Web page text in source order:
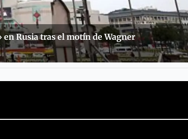
Rusia tras el motín de Wagner